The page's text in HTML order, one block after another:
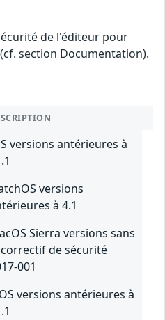
de l'éditeur pour
section Documentation).
versions antérieures à
versions
à 4.1
Sierra versions sans
de sécurité
001
versions antérieures à